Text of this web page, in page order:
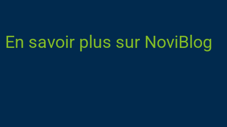
En savoir plus sur NoviBlog